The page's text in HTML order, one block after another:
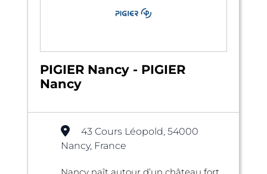
PIGIER Nancy - PIGIER
Nancy
43 Cours Léopold, 54000
Nancy, France
Nancy naît autour d’un château fort